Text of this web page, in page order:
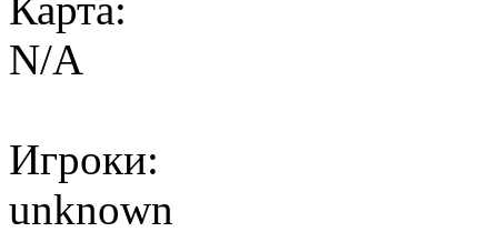
N/A
Игроки:
unknown